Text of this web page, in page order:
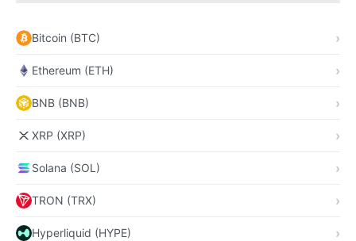
Bitcoin (BTC)
Ethereum (ETH)
BNB (BNB)
XRP (XRP)
Solana (SOL)
TRON (TRX)
Hyperliquid (HYPE)